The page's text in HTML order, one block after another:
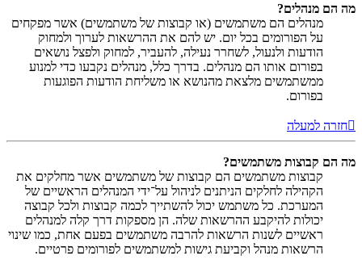
מה הם מנהלים?
מנהלים הם משתמשים (או קבוצות של משתמשים) אשר מפקחים
על הפורומים בכל יום. יש להם את ההרשאות לערוך ולמחוק
הודעות ולנעול, לשחרר נעילה, להעביר, למחוק ולפצל נושאים
בפורום אותו הם מנהלים. בדרך כלל, מנהלים נקבעו כדי למנוע
ממשתמשים מלצאת מהנושא או משליחת הודעות הפוגעות
בפורום.
חזרה למעלה
מה הם קבוצות משתמשים?
קבוצות משתמשים הם קבוצות של משתמשים אשר מחלקים את
הקהילה לחלקים הניתנים לניהול על־ידי המנהלים הראשיים של
המערכת. כל משתמש יכול להשתייך לכמה קבוצות ולכל קבוצה
יכולות להיקבע ההרשאות שלה. הן מספקות דרך קלה למנהלים
ראשיים לשנות הרשאות להרבה משתמשים בפעם אחת, כמו שינוי
הרשאות מנהל וקביעת גישות למשתמשים לפורומים פרטיים.